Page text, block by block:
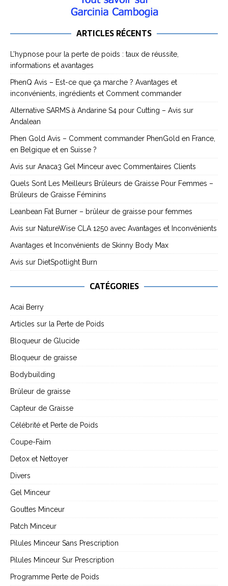
ARTICLES RÉCENTS
L’hypnose pour la perte de poids : taux de réussite,
informations et avantages
PhenQ Avis – Est-ce que ça marche ? Avantages et
inconvénients, ingrédients et Comment commander
Alternative SARMS à Andarine S4 pour Cutting – Avis sur
Andalean
Phen Gold Avis – Comment commander PhenGold en France,
en Belgique et en Suisse ?
Avis sur Anaca3 Gel Minceur avec Commentaires Clients
Quels Sont Les Meilleurs Brûleurs de Graisse Pour Femmes –
Brûleurs de Graisse Féminins
Leanbean Fat Burner – brûleur de graisse pour femmes
Avis sur NatureWise CLA 1250 avec Avantages et Inconvénients
Avantages et Inconvénients de Skinny Body Max
Avis sur DietSpotlight Burn
CATÉGORIES
Acai Berry
Articles sur la Perte de Poids
Bloqueur de Glucide
Bloqueur de graisse
Bodybuilding
Brûleur de graisse
Capteur de Graisse
Célébrité et Perte de Poids
Coupe-Faim
Detox et Nettoyer
Divers
Gel Minceur
Gouttes Minceur
Patch Minceur
Pilules Minceur Sans Prescription
Pilules Minceur Sur Prescription
Programme Perte de Poids